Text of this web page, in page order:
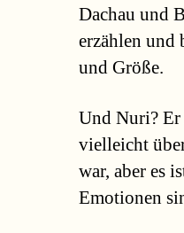
Dachau und
erzählen und
und Größe.
Und Nuri? Er
vielleicht
war, aber es
Emotionen